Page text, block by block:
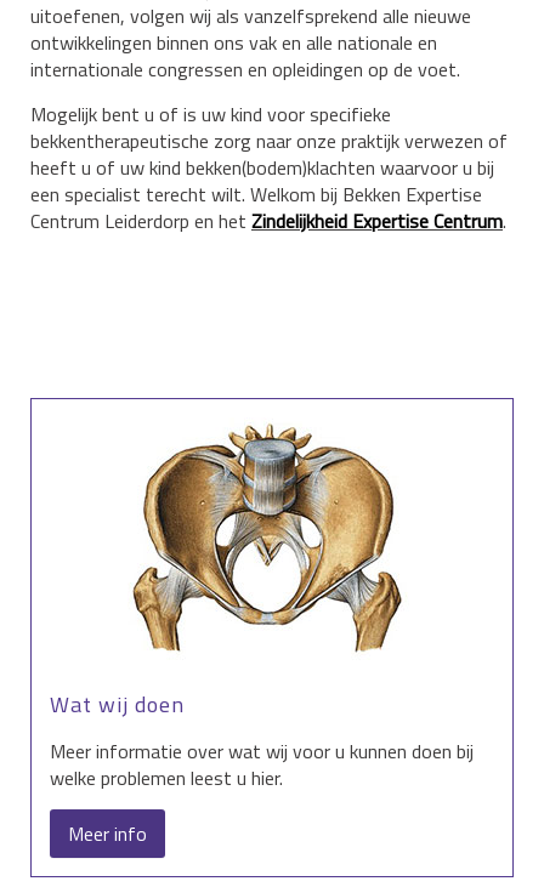
uitoefenen, volgen wij als vanzelfsprekend alle nieuwe
ontwikkelingen binnen ons vak en alle nationale en
internationale congressen en opleidingen op de voet.
Mogelijk bent u of is uw kind voor specifieke
bekkentherapeutische zorg naar onze praktijk verwezen of
heeft u of uw kind bekken(bodem)klachten waarvoor u bij
een specialist terecht wilt. Welkom bij Bekken Expertise
Centrum Leiderdorp en het Zindelijkheid Expertise Centrum.
Wat wij doen
Meer informatie over wat wij voor u kunnen doen bij
welke problemen leest u hier.
Meer info